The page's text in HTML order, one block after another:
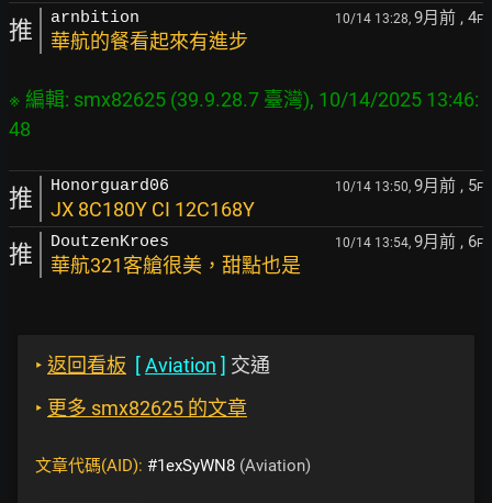
推 arnbition 10/14 13:28, 9月前 , 4F
華航的餐看起來有進步
※ 編輯: smx82625 (39.9.28.7 臺灣), 10/14/2025 13:46:
推 Honorguard06 10/14 13:50, 9月前 , 5F
JX 8C180Y CI 12C168Y
推 DoutzenKroes 10/14 13:54, 9月前 , 6F
華航321客艙很美，甜點也是
‣ 返回看板 [Aviation ] 交通
‣ 更多 smx82625 的文章
文章代碼(AID): #1exSyWN8 (Aviation)